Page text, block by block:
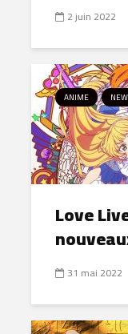
2 juin 2022
ANIME
Love
31 mai 2022